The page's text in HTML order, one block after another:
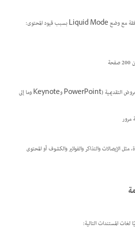
الملفات المحولة من تنسيقات العروض التقديمية (PowerPoint وKeynote وما إلى
مرور
الإيصالات والتذاكر والفواتير والكشوف أو المحتوى